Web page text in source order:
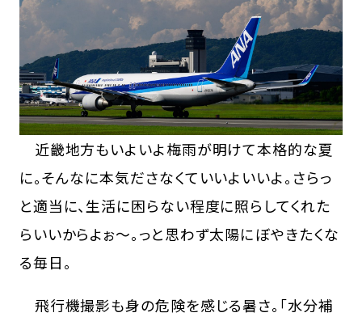
近畿地方もいよいよ梅雨が明けて本格的な夏
に。そんなに本気ださなくていいよいいよ。さらっ
と適当に、生活に困らない程度に照らしてくれた
らいいからよぉ～。っと思わず太陽にぼやきたくな
る毎日。
飛行機撮影も身の危険を感じる暑さ。「水分補